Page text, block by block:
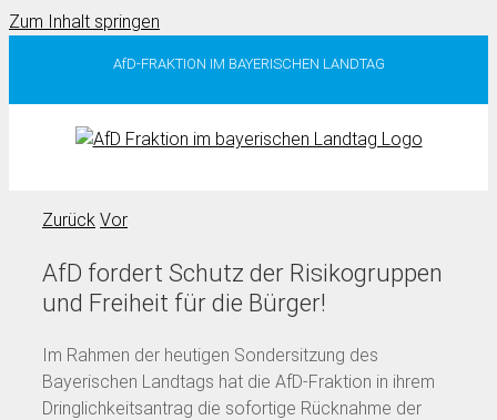
Zum Inhalt springen
AfD-FRAKTION IM BAYERISCHEN LANDTAG
Zurück Vor
AfD fordert Schutz der Risikogruppen
und Freiheit für die Bürger!
Im Rahmen der heutigen Sondersitzung des
Bayerischen Landtags hat die AfD-Fraktion in ihrem
Dringlichkeitsantrag die sofortige Rücknahme der